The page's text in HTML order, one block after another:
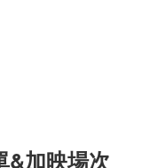
&加映場次